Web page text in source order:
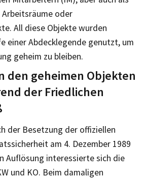
oder
All diese Objekte wurden
einer Abdecklegende genutzt, um
geheim zu bleiben.
den geheimen Objekten
der Friedlichen
der Besetzung der offiziellen
am 4. Dezember 1989
Auflösung interessierte sich die
und KO. Beim damaligen